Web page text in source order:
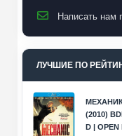
Написать нам
ЛУЧШИЕ ПО
МЕХАНИК
(2010)
D | OPEN